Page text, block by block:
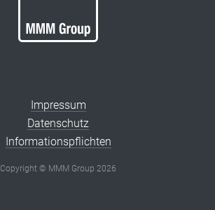
Impressum
Datenschutz
Informationspflichten
Copyright © MMM Group 2026